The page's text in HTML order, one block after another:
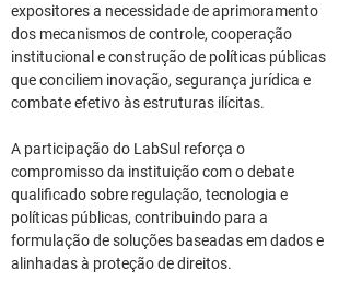
expositores a necessidade de aprimoramento
dos mecanismos de controle, cooperação
institucional e construção de políticas públicas
que conciliem inovação, segurança jurídica e
combate efetivo às estruturas ilícitas.
A participação do LabSul reforça o
compromisso da instituição com o debate
qualificado sobre regulação, tecnologia e
políticas públicas, contribuindo para a
formulação de soluções baseadas em dados e
alinhadas à proteção de direitos.